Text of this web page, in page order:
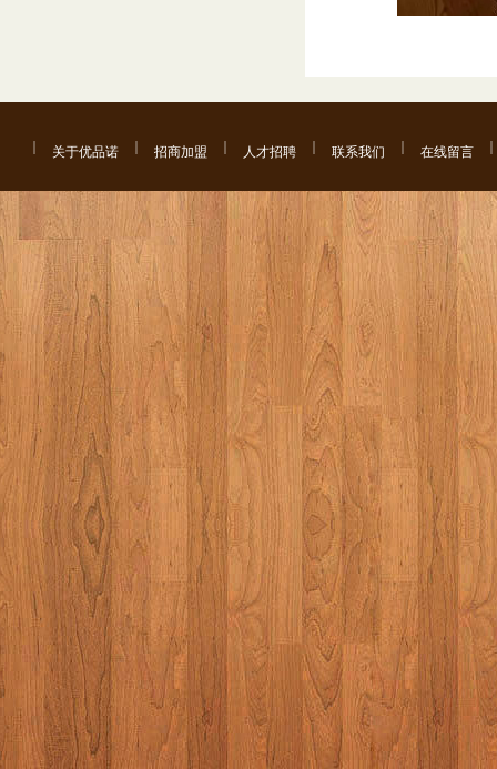
关于优品诺 招商加盟 人才招聘 联系我们 在线留言